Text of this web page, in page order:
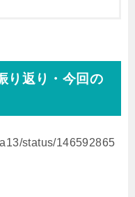
り返り・今回の
status/146592865